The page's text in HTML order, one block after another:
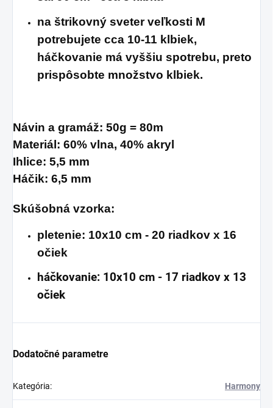
na štrikovný sveter veľkosti M
potrebujete cca 10-11 klbiek,
háčkovanie má vyššiu spotrebu, preto
prispôsobte množstvo klbiek.
Návin a gramáž: 50g = 80m
Materiál: 60% vlna, 40% akryl
Ihlice: 5,5 mm
Háčik: 6,5 mm
Skúšobná vzorka:
pletenie: 10x10 cm - 20 riadkov x 16
očiek
háčkovanie: 10x10 cm - 17 riadkov x 13
očiek
Dodatočné parametre
Kategória: Harmony